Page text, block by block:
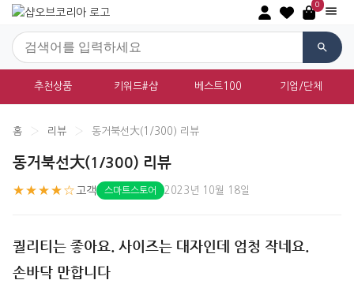
0
추천상품 키워드#샵 베스트100 기업/단체
홈 › 리뷰 › 동거북선大(1/300) 리뷰
동거북선大(1/300) 리뷰
★★★★☆ 고객 스마트스토어 2023년 10월 18일
퀄리티는 좋아요. 사이즈는 대자인데 엄청 작네요.
손바닥 만합니다